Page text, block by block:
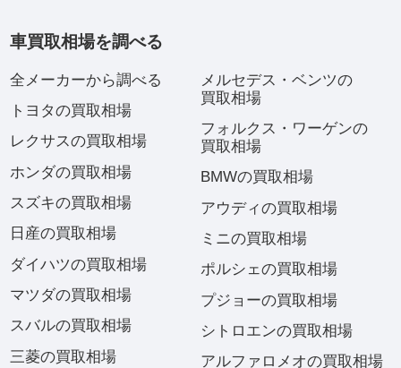
車買取相場を調べる
全メーカーから調べる
トヨタの買取相場
レクサスの買取相場
ホンダの買取相場
スズキの買取相場
日産の買取相場
ダイハツの買取相場
マツダの買取相場
スバルの買取相場
三菱の買取相場
メルセデス・ベンツの
買取相場
フォルクス・ワーゲンの
買取相場
BMWの買取相場
アウディの買取相場
ミニの買取相場
ポルシェの買取相場
プジョーの買取相場
シトロエンの買取相場
アルファロメオの買取相場